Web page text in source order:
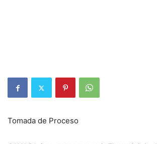
Tomada de Proceso